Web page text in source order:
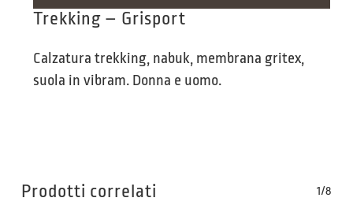
Trekking – Grisport
Calzatura trekking, nabuk, membrana gritex,
suola in vibram. Donna e uomo.
Prodotti correlati 1/8